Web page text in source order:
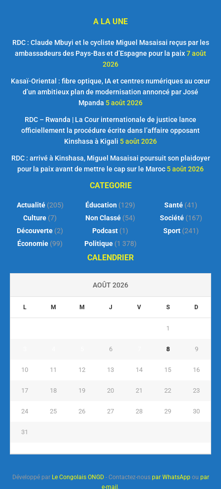
A LA UNE
RDC : Claude Mbuyi et le cycliste Miguel Masaisai reçus par les
ambassadeurs des Pays-Bas et d’Espagne pour la paix7 août
2026
Kasaï-Oriental : fibre optique, IA et centres numériques au cœur
d’un ambitieux plan de modernisation annoncé par José
Mpanda 5 août 2026
RDC – Rwanda | La Cour internationale de justice lance
officiellement la procédure écrite dans l’affaire opposant
Kinshasa à Kigali 5 août 2026
RDC : arrivé à Kinshasa, Miguel Masaisai poursuit son plaidoyer
pour la paix avant de mettre le cap sur le Maroc 5 août 2026
CATEGORIE
Actualité(205)
Culture (7)
Découverte (2)
Économie (99)
Éducation (129)
Non Classé (54)
Podcast (1)
Politique(1 378)
Santé (41)
Société(167)
Sport(241)
CALENDRIER
AOÛT 2026
L M M J V S D
1
6 8 9
10 11 12 13 14 15 16
17 18 19 20 21 22 23
24 25 26 27 28 29 30
31
Développé par Le Congolais ONGD- Contactez-nous par WhatsAppou par
e-mail.